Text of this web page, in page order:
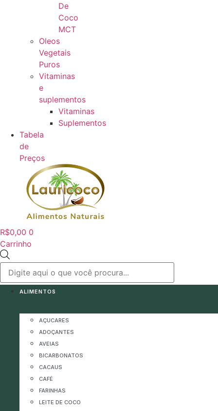
De
Coco
MCT
Oleos
Vegetais
Puros
Vitaminas
e
suplementos
Vitaminas
Suplementos
Tabela
de
Preços
R$0,00 0
Carrinho
produtos
ALIMENTOS
AÇUCARES
ADOÇANTES
AVEIAS
BICARBONATOS
CACAUS
CAFÉ
FARINHAS
LEITE DE COCO